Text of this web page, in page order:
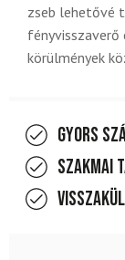
zseb lehetővé
körülmények
Gyors
Szakmai